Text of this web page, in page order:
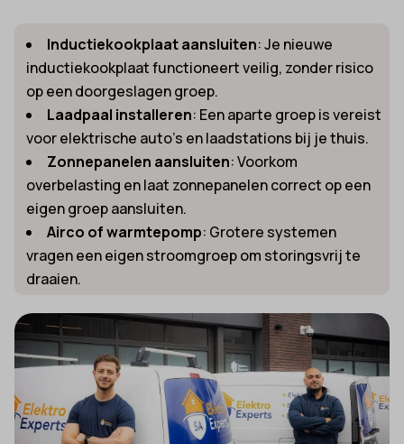
Inductiekookplaat aansluiten: Je nieuwe
inductiekookplaat functioneert veilig, zonder risico
op een doorgeslagen groep.
Laadpaal installeren: Een aparte groep is vereist
voor elektrische auto’s en laadstations bij je thuis.
Zonnepanelen aansluiten: Voorkom
overbelasting en laat zonnepanelen correct op een
eigen groep aansluiten.
Airco of warmtepomp: Grotere systemen
vragen een eigen stroomgroep om storingsvrij te
draaien.